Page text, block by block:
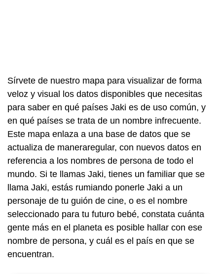
Sírvete de nuestro mapa para visualizar de forma
veloz y visual los datos disponibles que necesitas
para saber en qué países Jaki es de uso común, y
en qué países se trata de un nombre infrecuente.
Este mapa enlaza a una base de datos que se
actualiza de maneraregular, con nuevos datos en
referencia a los nombres de persona de todo el
mundo. Si te llamas Jaki, tienes un familiar que se
llama Jaki, estás rumiando ponerle Jaki a un
personaje de tu guión de cine, o es el nombre
seleccionado para tu futuro bebé, constata cuánta
gente más en el planeta es posible hallar con ese
nombre de persona, y cuál es el país en que se
encuentran.